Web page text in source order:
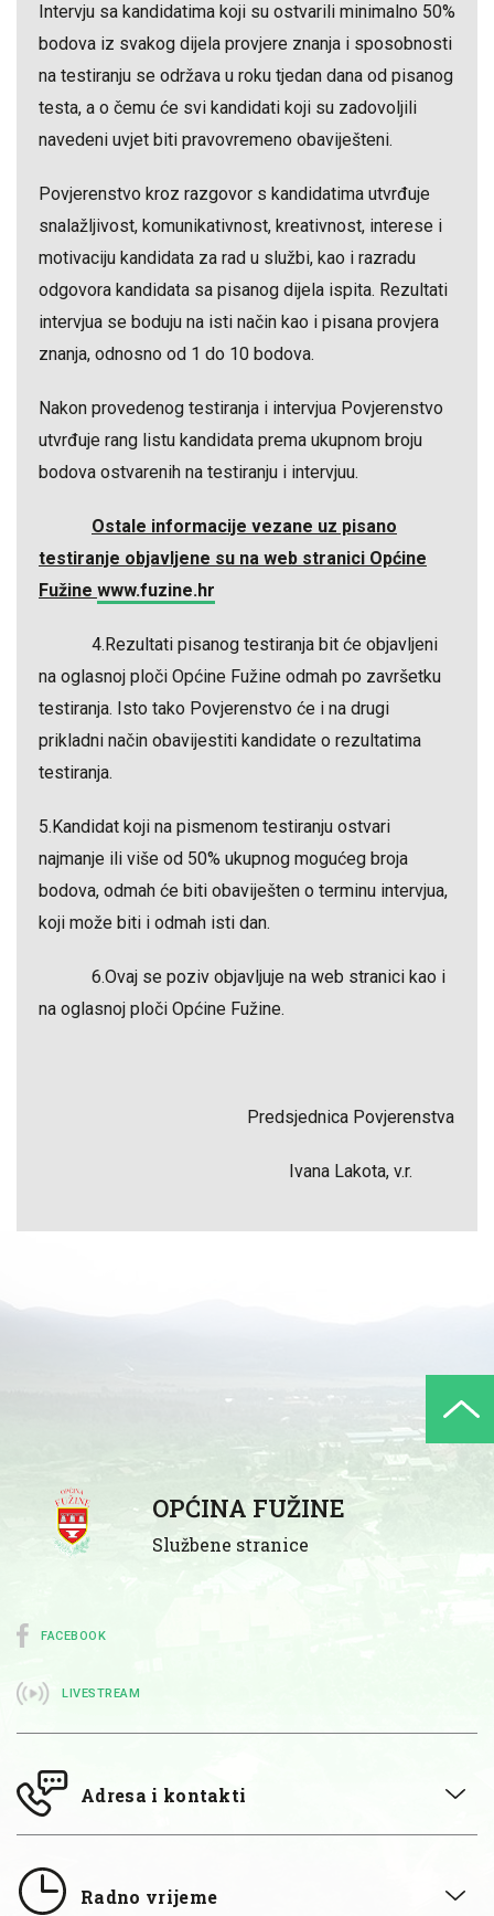
Intervju sa kandidatima koji su ostvarili minimalno 50%
bodova iz svakog dijela provjere znanja i sposobnosti
na testiranju se održava u roku tjedan dana od pisanog
testa, a o čemu će svi kandidati koji su zadovoljili
navedeni uvjet biti pravovremeno obaviješteni.
Povjerenstvo kroz razgovor s kandidatima utvrđuje
snalažljivost, komunikativnost, kreativnost, interese i
motivaciju kandidata za rad u službi, kao i razradu
odgovora kandidata sa pisanog dijela ispita. Rezultati
intervjua se boduju na isti način kao i pisana provjera
znanja, odnosno od 1 do 10 bodova.
Nakon provedenog testiranja i intervjua Povjerenstvo
utvrđuje rang listu kandidata prema ukupnom broju
bodova ostvarenih na testiranju i intervjuu.
Ostale informacije vezane uz pisano
testiranje objavljene su na web stranici Općine
Fužine www.fuzine.hr
4.Rezultati pisanog testiranja bit će objavljeni
na oglasnoj ploči Općine Fužine odmah po završetku
testiranja. Isto tako Povjerenstvo će i na drugi
prikladni način obavijestiti kandidate o rezultatima
testiranja.
5.Kandidat koji na pismenom testiranju ostvari
najmanje ili više od 50% ukupnog mogućeg broja
bodova, odmah će biti obaviješten o terminu intervjua,
koji može biti i odmah isti dan.
6.Ovaj se poziv objavljuje na web stranici kao i
na oglasnoj ploči Općine Fužine.
Predsjednica Povjerenstva
Ivana Lakota, v.r.
OPĆINA FUŽINE
Službene stranice
FACEBOOK
LIVESTREAM
Adresa i kontakti
Radno vrijeme